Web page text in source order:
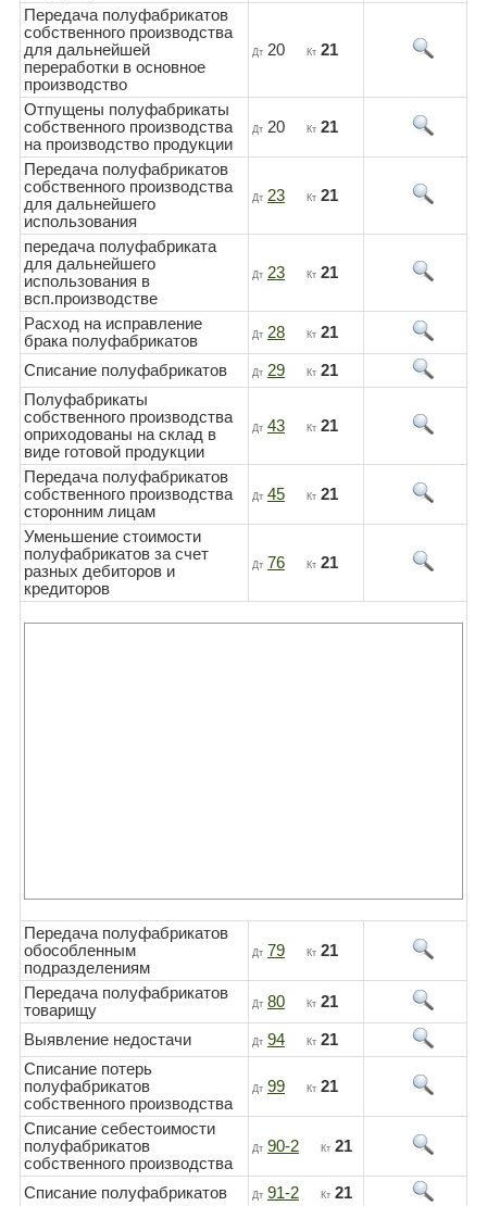
Передача полуфабрикатов
собственного производства
для дальнейшей
переработки в основное
производство
Дт20 Кт 21
Отпущены полуфабрикаты
собственного производства
на производство продукции
Дт20 Кт 21
Передача полуфабрикатов
собственного производства
для дальнейшего
использования
Дт 23 Кт 21
передача полуфабриката
для дальнейшего
использования в
всп.производстве
Дт 23 Кт 21
Расход на исправление
брака полуфабрикатов
Дт 28 Кт 21
Списание полуфабрикатов Дт 29 Кт 21
Полуфабрикаты
собственного производства
оприходованы на склад в
виде готовой продукции
Дт 43 Кт 21
Передача полуфабрикатов
собственного производства
сторонним лицам
Дт 45 Кт 21
Уменьшение стоимости
полуфабрикатов за счет
разных дебиторов и
кредиторов
Дт 76 Кт 21
Передача полуфабрикатов
обособленным
подразделениям
Дт 79 Кт 21
Передача полуфабрикатов
товарищу
Дт 80 Кт 21
Выявление недостачи Дт 94 Кт 21
Списание потерь
полуфабрикатов
собственного производства
Дт 99 Кт 21
Списание себестоимости
полуфабрикатов
собственного производства
Дт 90-2 Кт 21
Списание полуфабрикатов Дт 91-2 Кт 21